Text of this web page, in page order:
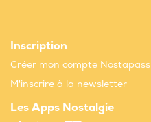
Inscription
Créer mon compte Nostapass
M'inscrire à la newsletter
Les Apps Nostalgie